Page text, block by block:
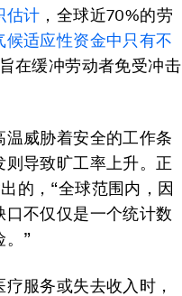
估计 ，全球近70%的劳
候适应性资金中只有不
在缓冲劳动者免受冲击
威胁着安全的工作条
导致旷工率上升。正
的，“全球范围内，因
不仅仅是一个统计数
。”
服务或失去收入时，